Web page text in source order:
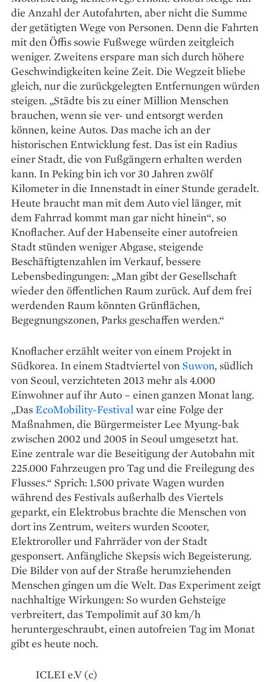
die Anzahl der Autofahrten, aber nicht die Summe
der getätigten Wege von Personen. Denn die Fahrten
mit den Öffis sowie Fußwege würden zeitgleich
weniger. Zweitens erspare man sich durch höhere
Geschwindigkeiten keine Zeit. Die Wegzeit bliebe
gleich, nur die zurückgelegten Entfernungen würden
steigen. „Städte bis zu einer Million Menschen
brauchen, wenn sie ver- und entsorgt werden
können, keine Autos. Das mache ich an der
historischen Entwicklung fest. Das ist ein Radius
einer Stadt, die von Fußgängern erhalten werden
kann. In Peking bin ich vor 30 Jahren zwölf
Kilometer in die Innenstadt in einer Stunde geradelt.
Heute braucht man mit dem Auto viel ­länger, mit
dem Fahrrad kommt man gar nicht hinein“, so
Knoflacher. Auf der Habenseite einer autofreien
Stadt stünden weniger Abgase, steigende
Beschäftigtenzahlen im Verkauf, bessere
Lebensbedingungen: „Man gibt der Gesellschaft
wieder den öffentlichen Raum zurück. Auf dem frei
werdenden Raum könnten Grünflächen,
Begegnungszonen, Parks geschaffen werden.“
Knoflacher erzählt weiter von ­einem Projekt in
Südkorea. In ­einem Stadtviertel von Suwon, südlich
von Seoul, verzichteten 2013 mehr als 4.000
Einwohner auf ihr Auto – einen ganzen Monat lang.
„Das ­EcoMobility-Festivalwar eine Folge der
Maßnahmen, die Bürgermeister Lee Myung-bak
zwischen 2002 und 2005 in Seoul umgesetzt hat.
Eine zentrale war die Beseitigung der Autobahn mit
225.000 Fahrzeugen pro Tag und die Freilegung des
Flusses.“ Sprich: 1.500 private Wagen wurden
während des Festivals außerhalb des Viertels
geparkt, ein Elektrobus brachte die Menschen von
dort ins Zentrum, weiters wurden Scooter,
Elektroroller und Fahrräder von der Stadt
gesponsert. Anfängliche Skepsis wich Begeisterung.
Die Bilder von auf der Straße herumziehenden
Menschen gingen um die Welt. Das Experiment zeigt
nachhaltige Wirkungen: So wurden Gehsteige
verbreitert, das Tempolimit auf 30 km/h
heruntergeschraubt, einen autofreien Tag im ­Monat
gibt es heute noch.
ICLEI e.V (c)